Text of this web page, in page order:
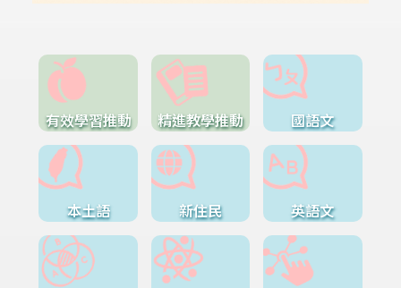
有效學習推動 精進教學推動 國語文
本土語 新住民 英語文